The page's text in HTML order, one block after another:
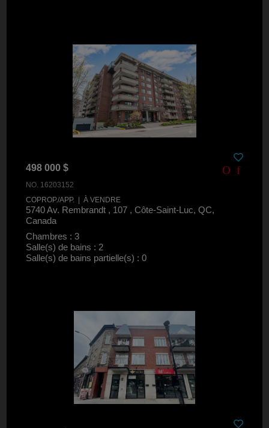
498 000 $
NO. 16203152
COPROP./APP. | À VENDRE
5740 Av. Rembrandt , 107 , Côte-Saint-Luc, QC,
Canada
Chambres : 3
Salle(s) de bains : 2
Salle(s) de bains partielle(s) : 0